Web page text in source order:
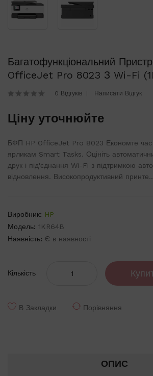
Багатофункціональний
OfficeJet Pro 8023 З Wi-Fi
0 Відгуків Написати Відгук
Ціну уточнюйте
БФП HP OfficeJet Pro 8023 Економте час
ярликам Smart Tasks. Оцініть
друк і під'єднання Wi-Fi з підтримкою
відновлення. Високопродуктивний принте..
Виробник: HP
Модель: 1KR64B
Наявність: Є в наявності
Кількість
В Закладки Порівняння
ОПИС